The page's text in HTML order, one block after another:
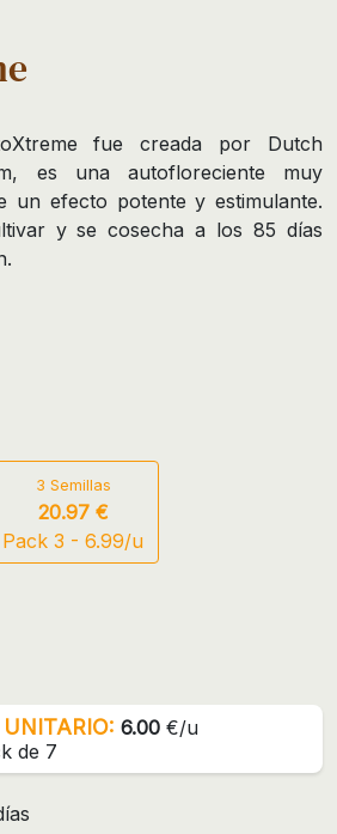
fue creada por Dutch
es una autofloreciente muy
un efecto potente y estimulante.
y se cosecha a los 85 días
3 Semillas
20.97 €
Pack 3 - 6.99/u
6.00 €/u
de 7